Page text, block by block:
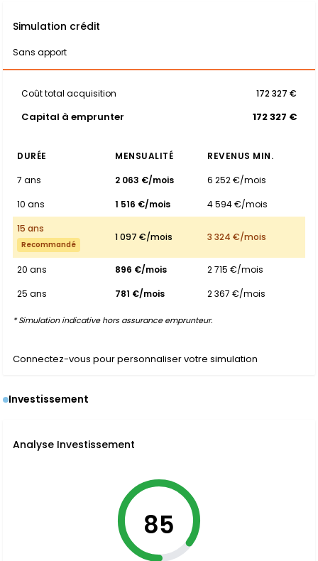
Simulation crédit
Sans apport
Coût total acquisition 172 327 €
Capital à emprunter 172 327 €
DURÉE MENSUALITÉ
REVENUS MIN.
7 ans
2 063 €/mois
6 252 €/mois
10 ans
1 516 €/mois
4 594 €/mois
15 ans
Recommandé
1 097 €/mois 3 324 €/mois
20 ans 896 €/mois
2 715 €/mois
25 ans
781 €/mois 2 367 €/mois
* Simulation indicative hors assurance emprunteur.
Connectez-vous pour personnaliser votre simulation
Investissement
Analyse Investissement
85